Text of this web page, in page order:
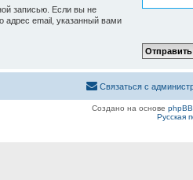
записью. Если вы не
адрес email, указанный вами
Связаться с
Создано на основе phpBB
Русская